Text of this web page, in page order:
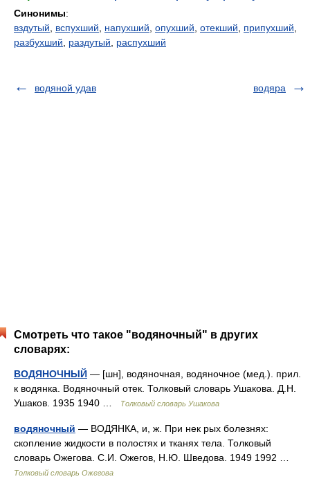
Синонимы:
вздутый
вспухший напухший опухший отекший припухший
разбухший
раздутый распухший
водяной удав водяра
Смотреть что такое "водяночный" в других
словарях:
ВОДЯНОЧНЫЙ — [шн], водяночная, водяночное (мед.). прил.
к водянка. Водяночный отек. Толковый словарь Ушакова. Д.Н.
Ушаков. 1935 1940 …
Толковый словарь Ушакова
водяночный — ВОДЯНКА, и, ж. При нек рых болезнях:
скопление жидкости в полостях и тканях тела. Толковый
словарь Ожегова. С.И. Ожегов, Н.Ю. Шведова. 1949 1992 …
Толковый словарь Ожегова